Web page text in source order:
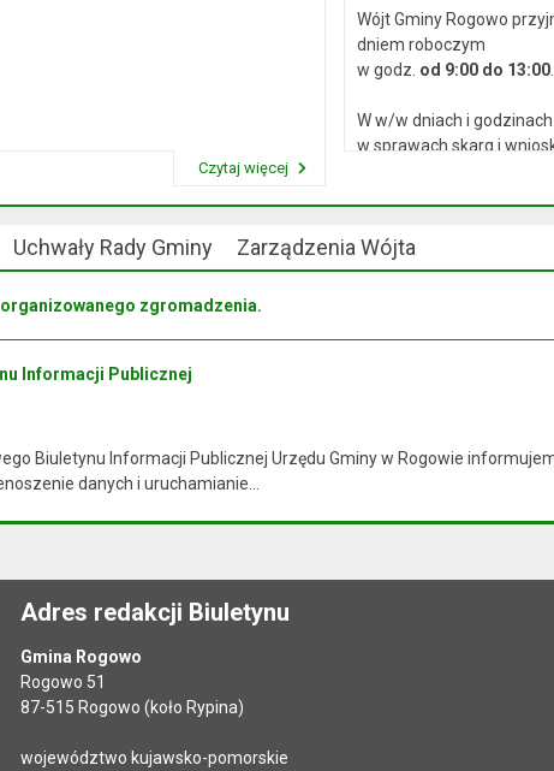
Czytaj więcej
Wójt Gminy Rogowo
dniem roboczym
w godz. od 9:00 do 13:00.
W w/w dniach i
w sprawach skarg i
Uchwały Rady Gminy Zarządzenia Wójta
zgromadzenia.
Informacji Publicznej
Biuletynu Informacji Publicznej Urzędu Gminy w Rogowie
danych i uruchamianie...
Adres redakcji Biuletynu
Gmina Rogowo
Rogowo 51
87-515 Rogowo (koło Rypina)
województwo kujawsko-pomorskie